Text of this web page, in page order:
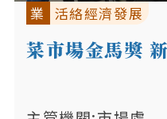
業 活絡經濟發展
菜市場金馬獎